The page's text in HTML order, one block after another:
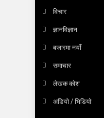
विचार
ज्ञानविज्ञान
बजारमा नयाँ
समाचार
लेखक कोश
अडियो / भिडियो